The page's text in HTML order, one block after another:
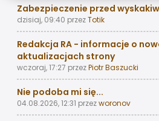
Zabezpieczenie przed
dzisiaj, 09:40 przezTotik
Redakcja RA - informacje o
aktualizacjach strony
wczoraj, 17:27 przezPiotr Baszucki
Nie podoba mi się...
04.08.2026, 12:31 przezworonov